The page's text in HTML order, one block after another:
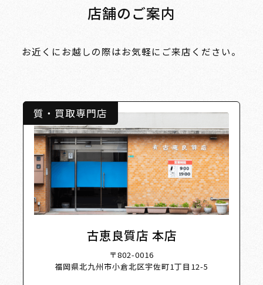
店舗のご案内
お近くにお越しの際はお気軽にご来店ください。
質・買取専門店
古恵良質店 本店
〒802-0016
福岡県北九州市小倉北区宇佐町1丁目12-5